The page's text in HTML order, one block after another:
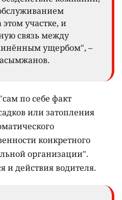
участке, и
связь между
ущербом", –
по себе факт
или затопления
конкретного
организации".
и действия водителя.